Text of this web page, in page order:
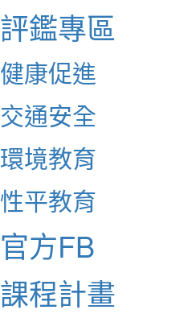
評鑑專區
健康促進
交通安全
環境教育
性平教育
官方FB
課程計畫